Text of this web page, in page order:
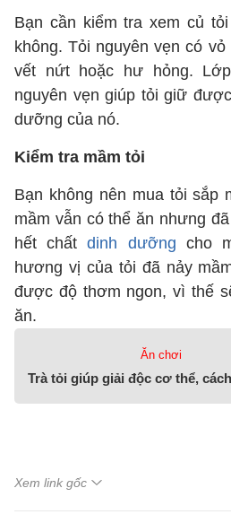
Bạn cần kiểm tra xem củ
không. Tỏi nguyên vẹn có
vết nứt hoặc hư hỏng.
nguyên vẹn giúp tỏi giữ
dưỡng của nó.
Kiểm tra mầm tỏi
Bạn không nên mua tỏi sắp
mầm vẫn có thể ăn nhưng
hết chấtdinh dưỡng cho
hương vị của tỏi đã nảy
được độ thơm ngon, vì thế
ăn.
Ăn chơi
Trà tỏi giúp giải độc cơ thể,
Xem link gốc